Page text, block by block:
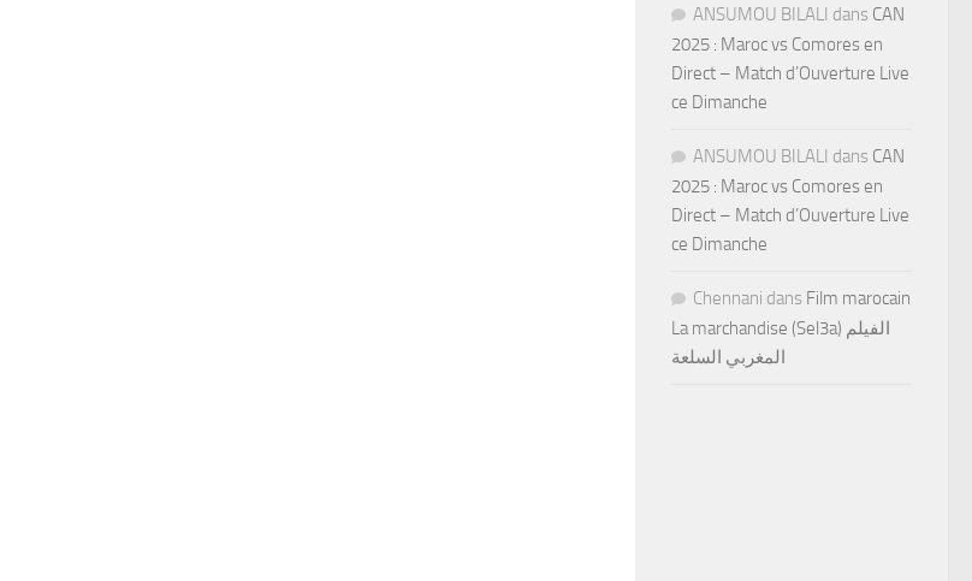
ANSUMOU BILALI dans CAN
2025 : Maroc vs Comores en
Direct – Match d’Ouverture Live
ce Dimanche
ANSUMOU BILALI dans CAN
2025 : Maroc vs Comores en
Direct – Match d’Ouverture Live
ce Dimanche
Chennani dans Film marocain
La marchandise (Sel3a) الفيلم
المغربي السلعة